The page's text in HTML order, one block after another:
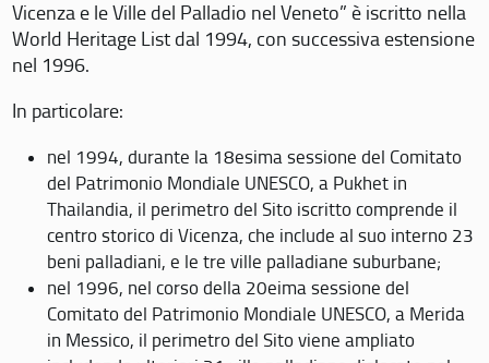
Vicenza e le Ville del Palladio nel Veneto” è iscritto nella
World Heritage List dal 1994, con successiva estensione
nel 1996.
In particolare:
nel 1994, durante la 18esima sessione del Comitato
del Patrimonio Mondiale UNESCO, a Pukhet in
Thailandia, il perimetro del Sito iscritto comprende il
centro storico di Vicenza, che include al suo interno 23
beni palladiani, e le tre ville palladiane suburbane;
nel 1996, nel corso della 20eima sessione del
Comitato del Patrimonio Mondiale UNESCO, a Merida
in Messico, il perimetro del Sito viene ampliato